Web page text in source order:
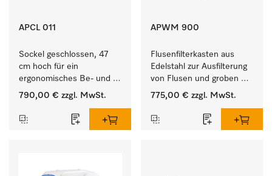
APCL 011
Sockel geschlossen, 47
cm hoch für ein
ergonomisches Be- und
Entladen von
Trockner.
790,00 € zzgl. MwSt.
APWM 900
Flusenfilterkasten aus
Edelstahl zur Ausfilterung
von Flusen und groben
Partikeln aus der Lauge.
775,00 € zzgl. MwSt.